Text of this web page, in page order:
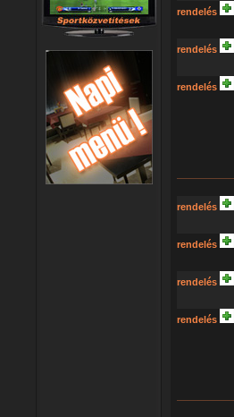
rendelés
rendelés
rendelés
rendelés
rendelés
rendelés
rendelés